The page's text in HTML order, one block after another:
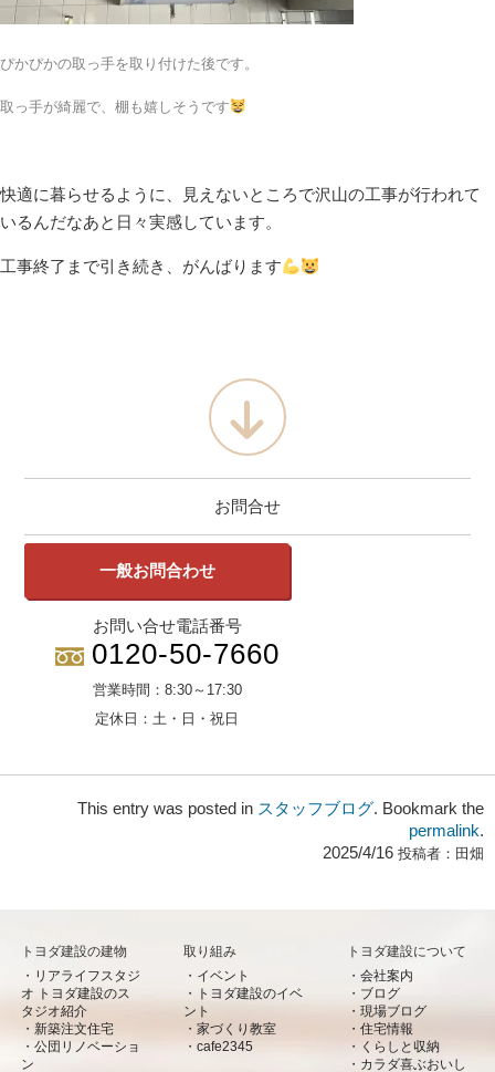
ぴかぴかの取っ手を取り付けた後です。
取っ手が綺麗で、棚も嬉しそうです
快適に暮らせるように、見えないところで沢山の工事が行われて
いるんだなあと日々実感しています。
工事終了まで引き続き、がんばります
お問合せ
一般お問合わせ
お問い合せ電話番号
0120-50-7660
営業時間： 8:30～17:30
定休日： 土・日・祝日
This entry was posted in スタッフブログ. Bookmark the
permalink.
2025/4/16 投稿者： 田畑
トヨダ建設の建物
リアライフスタジ
オ トヨダ建設のス
タジオ紹介
新築注文住宅
公団リノベーショ
ン
取り組み
イベント
トヨダ建設のイベ
ント
家づくり教室
cafe2345
トヨダ建設について
会社案内
ブログ
現場ブログ
住宅情報
くらしと収納
カラダ喜ぶおいし